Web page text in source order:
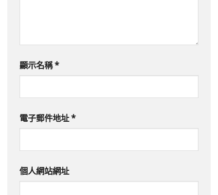
顯示名稱*
電子郵件地址*
個人網站網址